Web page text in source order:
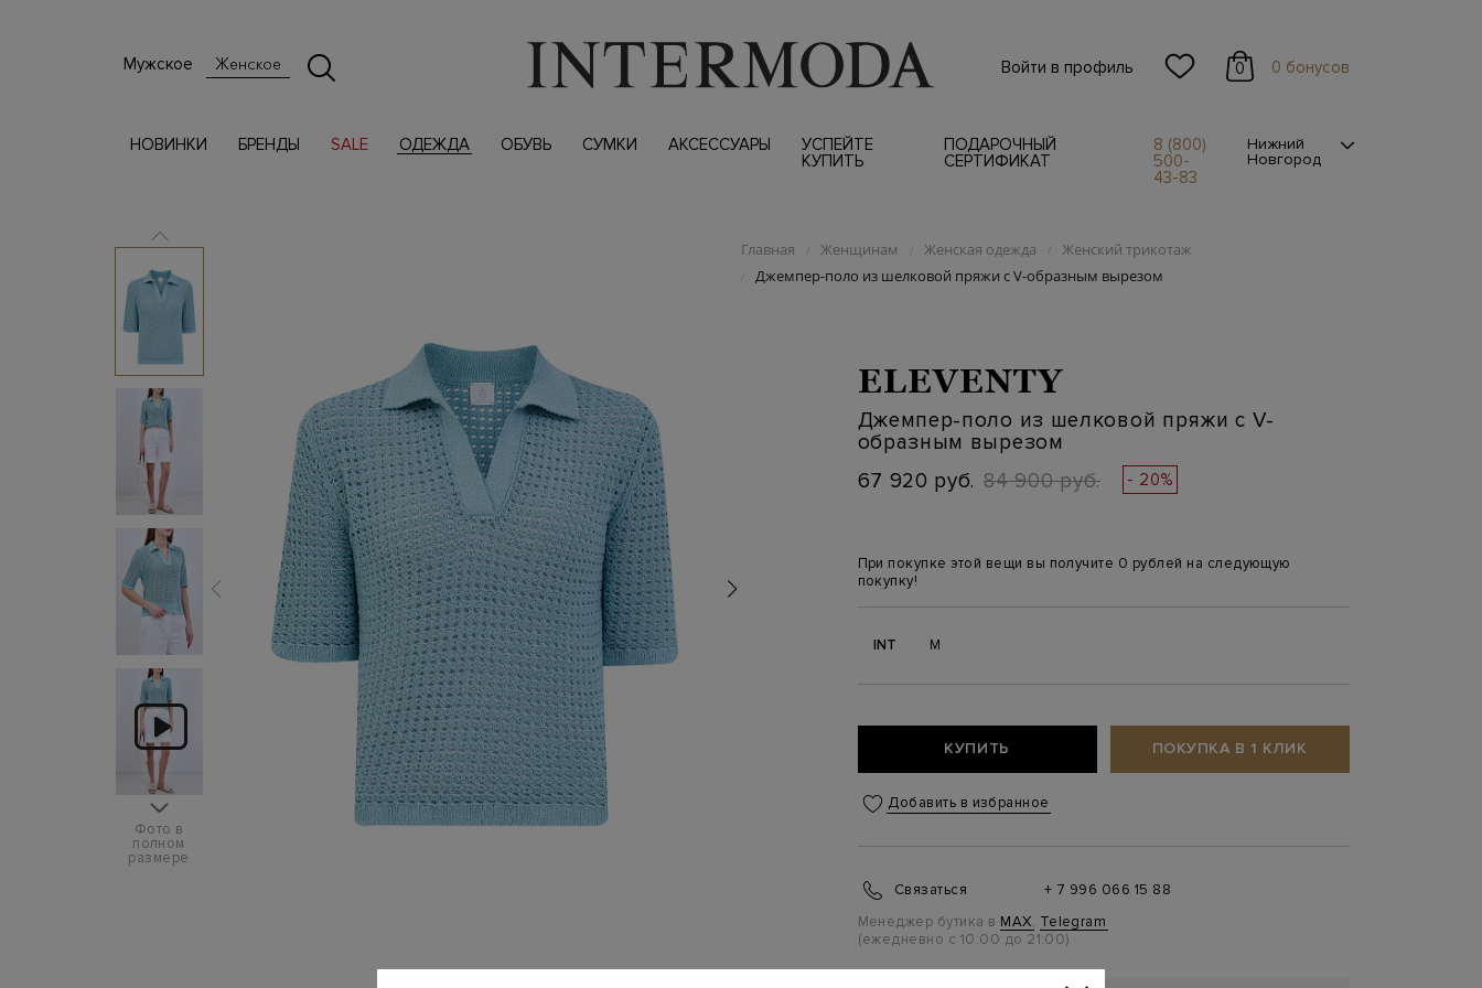
Мужское Женское Войти в профиль 0 0 бонусов
НОВИНКИ БРЕНДЫ SALE ОДЕЖДА ОБУВЬ СУМКИ АКСЕССУАРЫ
УСПЕЙТЕ
КУПИТЬ
ПОДАРОЧНЫЙ
СЕРТИФИКАТ
8 (800)
500-
43-83
Нижний
Новгород
Фото в
полном
размере
Главная / Женщинам / Женская одежда / Женский трикотаж
/ Джемпер-поло из шелковой пряжи с V-образным вырезом
ELEVENTY
Джемпер-поло из шелковой пряжи с V-
образным вырезом
67 920 руб. 84 900 руб. - 20%
При покупке этой вещи вы получите 0 рублей на следующую
покупку!
INT M
КУПИТЬ ПОКУПКА В 1 КЛИК
Добавить в избранное
Связаться
+ 7 996 066 15 88
Менеджер бутика в MAX, Telegram
(ежедневно с 10:00 до 21:00)